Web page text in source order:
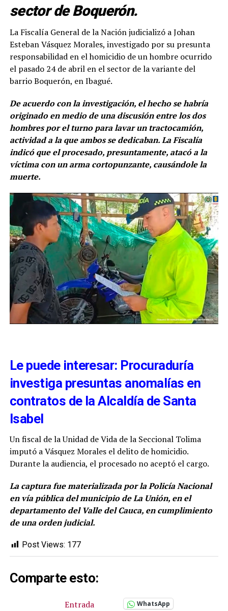
sector de Boquerón.
La Fiscalía General de la Nación judicializó a Johan
Esteban Vásquez Morales, investigado por su presunta
responsabilidad en el homicidio de un hombre ocurrido
el pasado 24 de abril en el sector de la variante del
barrio Boquerón, en Ibagué.
De acuerdo con la investigación, el hecho se habría
originado en medio de una discusión entre los dos
hombres por el turno para lavar un tractocamión,
actividad a la que ambos se dedicaban. La Fiscalía
indicó que el procesado, presuntamente, atacó a la
víctima con un arma cortopunzante, causándole la
muerte.
Le puede interesar: Procuraduría
investiga presuntas anomalías en
contratos de la Alcaldía de Santa
Isabel
Un fiscal de la Unidad de Vida de la Seccional Tolima
imputó a Vásquez Morales el delito de homicidio.
Durante la audiencia, el procesado no aceptó el cargo.
La captura fue materializada por la Policía Nacional
en vía pública del municipio de La Unión, en el
departamento del Valle del Cauca, en cumplimiento
de una orden judicial.
Post Views: 177
Comparte esto:
Entrada WhatsApp